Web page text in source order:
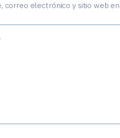
correo electrónico y sitio web